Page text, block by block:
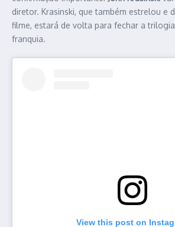
diretor. Krasinski, que também estrelou e
filme, estará de volta para fechar a
franquia.
View this post on